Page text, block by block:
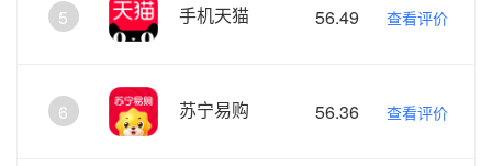
5 手机天猫 56.49 查看评价
6 苏宁易购 56.36 查看评价